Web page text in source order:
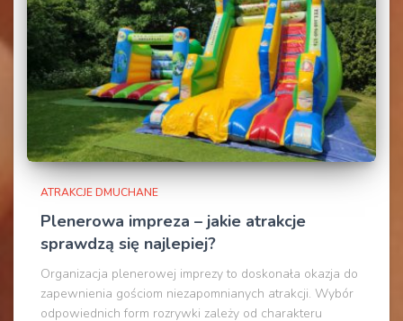
ATRAKCJE DMUCHANE
Plenerowa impreza – jakie atrakcje
sprawdzą się najlepiej?
Organizacja plenerowej imprezy to doskonała okazja do
zapewnienia gościom niezapomnianych atrakcji. Wybór
odpowiednich form rozrywki zależy od charakteru